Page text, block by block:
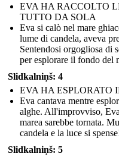
EVA HA RACCOLTO
TUTTO DA SOLA
Eva si calò nel mare
lume di candela, aveva
Sentendosi orgogliosa di
per esplorare il fondo del
Slidkalniņš: 4
EVA HA ESPLORATO
Eva cantava mentre
alghe. All'improvviso,
marea sarebbe tornata.
candela e la luce si
Slidkalniņš: 5